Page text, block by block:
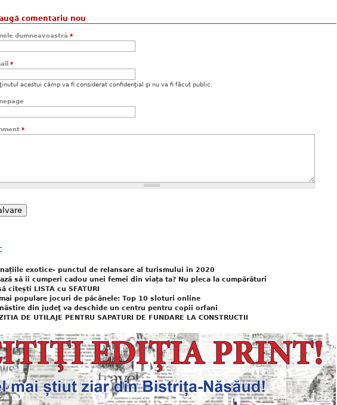
comentariu nou
dumneavoastră *
*
acestui câmp va fi considerat confidenţial şi nu va fi făcut public.
*
exotice- punctul de relansare al turismului în 2020
să îi cumperi cadou unei femei din viața ta? Nu pleca la cumpărături
citești LISTA cu SFATURI
populare jocuri de păcănele: Top 10 sloturi online
din judeţ va deschide un centru pentru copii orfani
DE UTILAJE PENTRU SAPATURI DE FUNDARE LA CONSTRUCTII